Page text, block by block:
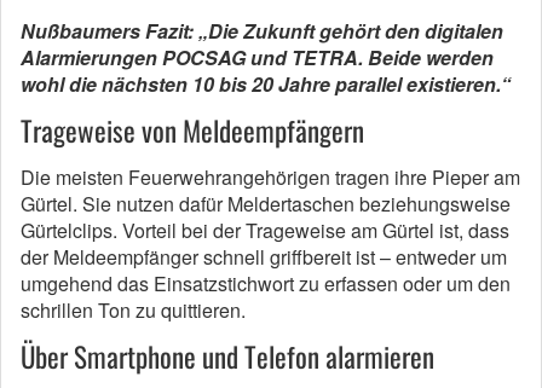
Nußbaumers Fazit: „Die Zukunft gehört den digitalen
Alarmierungen POCSAG und TETRA. Beide werden
wohl die nächsten 10 bis 20 Jahre parallel existieren.“
Trageweise von Meldeempfängern
Die meisten Feuerwehrangehörigen tragen ihre Pieper am
Gürtel. Sie nutzen dafür Meldertaschen beziehungsweise
Gürtelclips. Vorteil bei der Trageweise am Gürtel ist, dass
der Meldeempfänger schnell griffbereit ist – entweder um
umgehend das Einsatzstichwort zu erfassen oder um den
schrillen Ton zu quittieren.
Über Smartphone und Telefon alarmieren